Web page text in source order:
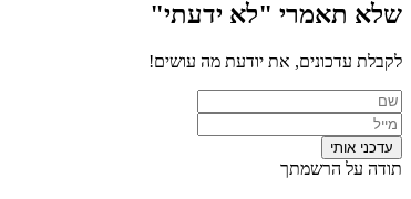
שלא תאמרי "לא ידעתי"​
לקבלת עדכונים, את יודעת מה עושים!
תודה על הרשמתך